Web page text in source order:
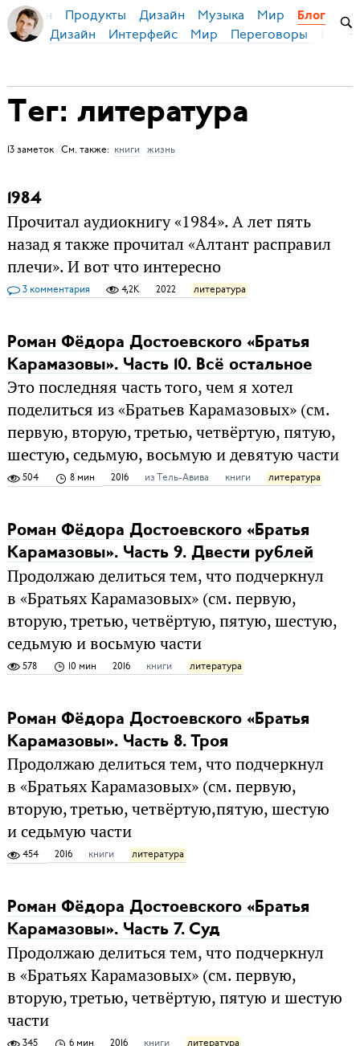
Бирман Продукты Дизайн Музыка Мир Блог
Дизайн Интерфейс Мир Переговоры
Тег: литература
13 заметок См. также: книги жизнь
1984
Прочитал аудиокнигу «1984». А лет пять
назад я также прочитал «Алтант расправил
плечи». И вот что интересно
3 комментария 4,2K 2022 литература
Роман Фёдора Достоевского «Братья
Карамазовы». Часть 10. Всё остальное
Это последняя часть того, чем я хотел
поделиться из «Братьев Карамазовых» (см.
первую, вторую, третью, четвёртую, пятую,
шестую, седьмую, восьмую и девятую части
504 8 мин 2016 из Тель-Авива книги литература
Роман Фёдора Достоевского «Братья
Карамазовы». Часть 9. Двести рублей
Продолжаю делиться тем, что подчеркнул
в «Братьях Карамазовых» (см. первую,
вторую, третью, четвёртую, пятую, шестую,
седьмую и восьмую части
578 10 мин 2016 книги литература
Роман Фёдора Достоевского «Братья
Карамазовы». Часть 8. Троя
Продолжаю делиться тем, что подчеркнул
в «Братьях Карамазовых» (см. первую,
вторую, третью, четвёртую,пятую, шестую
и седьмую части
454 2016 книги литература
Роман Фёдора Достоевского «Братья
Карамазовы». Часть 7. Суд
Продолжаю делиться тем, что подчеркнул
в «Братьях Карамазовых» (см. первую,
вторую, третью, четвёртую, пятую и шестую
части
345 6 мин 2016 книги литература